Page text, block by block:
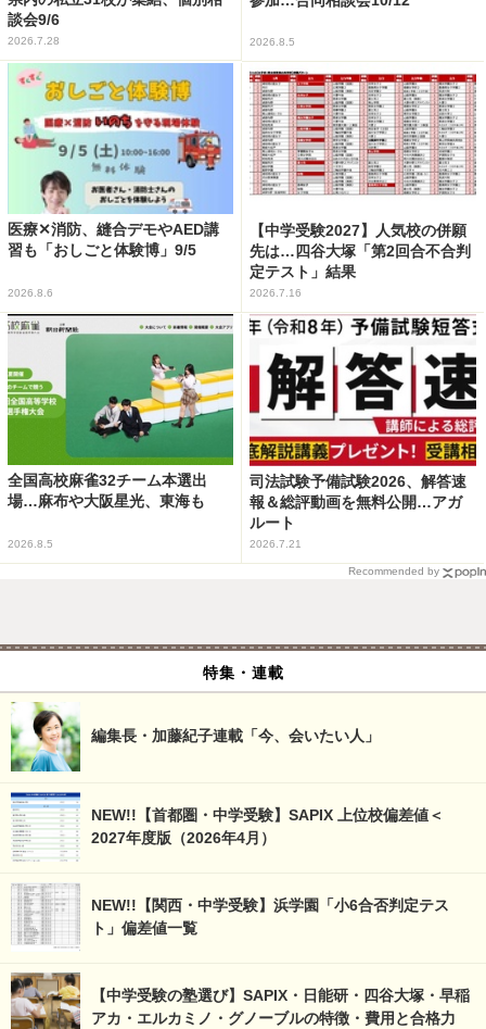
談会9/6
2026.7.28 2026.8.5
医療✕消防、縫合デモやAED講
習も「おしごと体験博」9/5
2026.8.6
【中学受験2027】人気校の併願
先は…四谷大塚「第2回合不合判
定テスト」結果
2026.7.16
全国高校麻雀32チーム本選出
場…麻布や大阪星光、東海も
2026.8.5
司法試験予備試験2026、解答速
報＆総評動画を無料公開…アガ
ルート
2026.7.21
Recommended by
特集・連載
編集長・加藤紀子連載「今、会いたい人」
NEW!!【首都圏・中学受験】SAPIX 上位校偏差値＜
2027年度版（2026年4月）
NEW!!【関西・中学受験】浜学園「小6合否判定テス
ト」偏差値一覧
【中学受験の塾選び】SAPIX・日能研・四谷大塚・早稲
アカ・エルカミノ・グノーブルの特徴・費用と合格力